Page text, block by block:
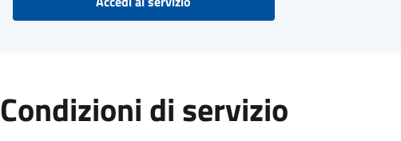
Condizioni di servizio